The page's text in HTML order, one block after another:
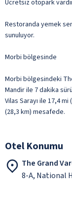
Ücretsiz otopark
Restoranda yemek
sunuluyor.
Morbi bölgesinde
Morbi bölgesindeki
Mandir ile 7 dakika
Vilas Sarayı ile 17,4
(28,3 km) mesafede.
Otel Konumu
The Grand
8-A, National